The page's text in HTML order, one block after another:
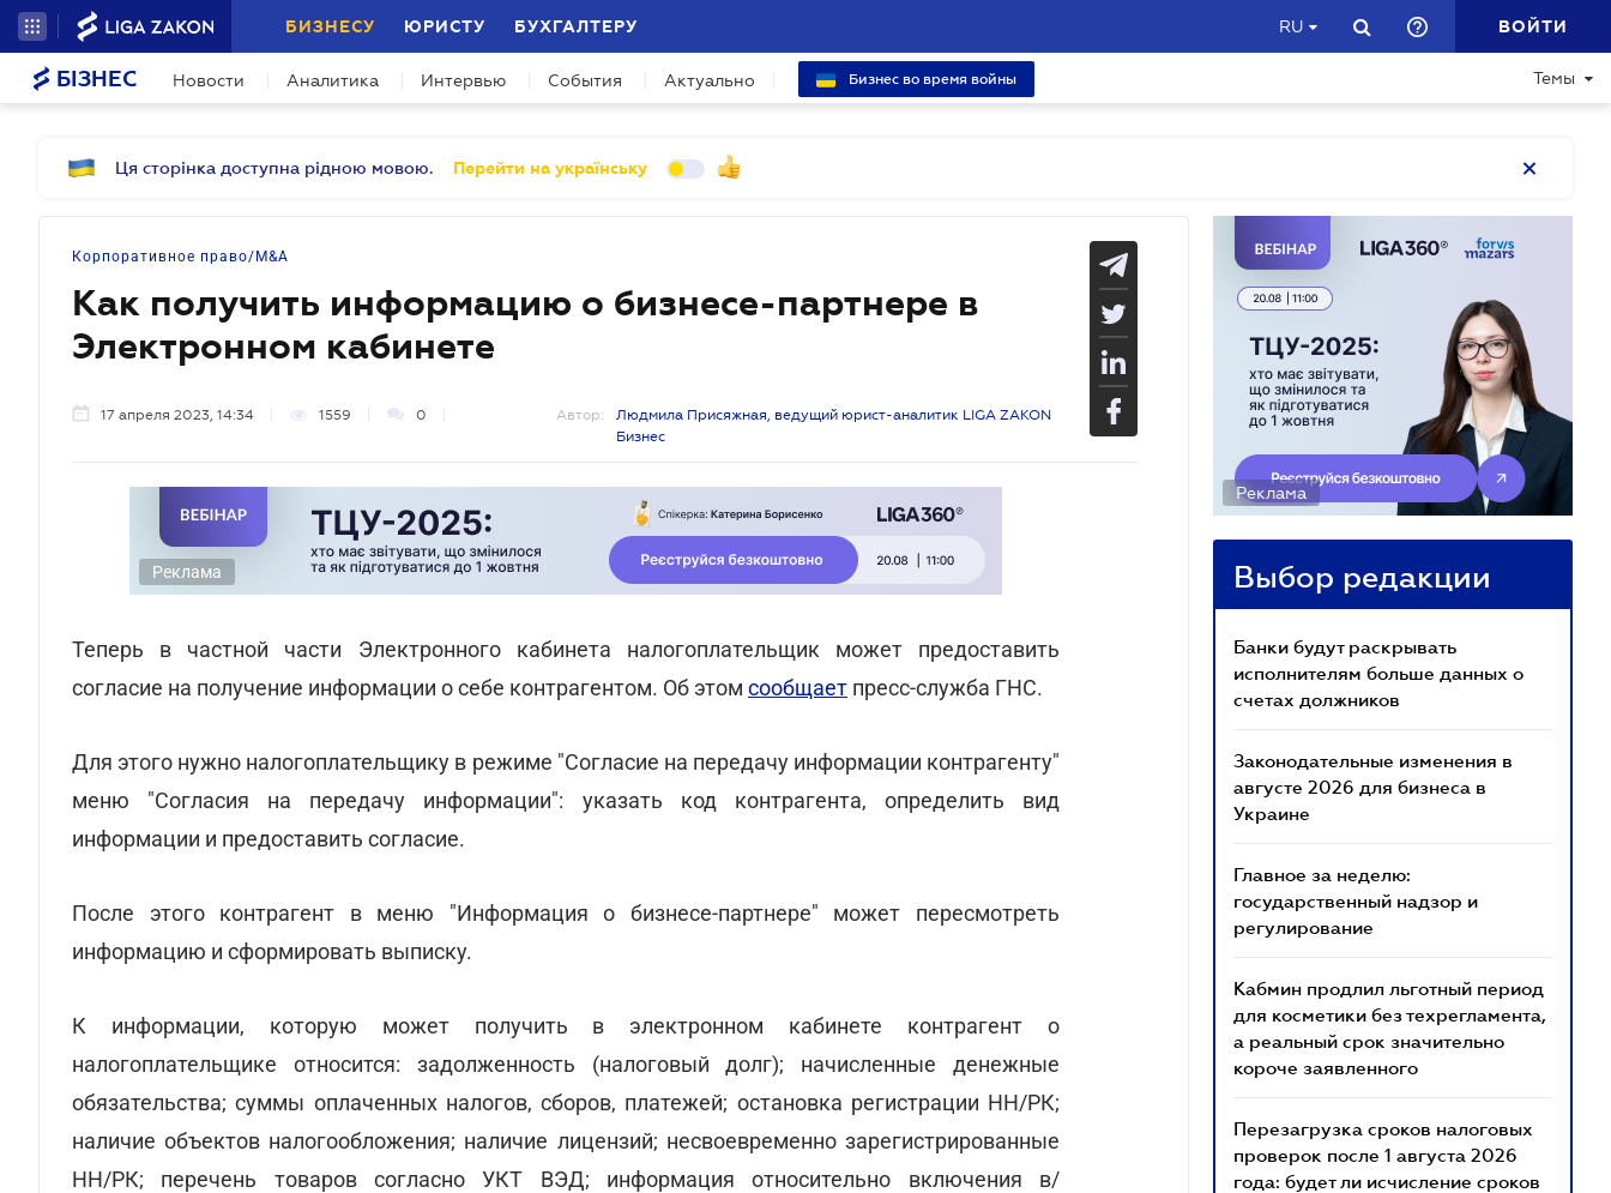
БИЗНЕСУ ЮРИСТУ БУХГАЛТЕРУ RU ВОЙТИ
БІЗНЕС Новости Аналитика Интервью События Актуально Бизнес во время войны Темы
Ця сторінка доступна рідною мовою. Перейти на українську
Корпоративное право/M&A
Как получить информацию о бизнесе-партнере в
Электронном кабинете
17 апреля 2023, 14:34 1559 0 Автор:
Людмила Присяжная, ведущий юрист-аналитик LIGA ZAKON
Бизнес
Реклама
Теперь в частной части Электронного кабинета налогоплательщик может предоставить
согласие на получение информации о себе контрагентом. Об этом сообщает пресс-служба ГНС.
Для этого нужно налогоплательщику в режиме "Согласие на передачу информации контрагенту"
меню "Согласия на передачу информации": указать код контрагента, определить вид
информации и предоставить согласие.
После этого контрагент в меню "Информация о бизнесе-партнере" может пересмотреть
информацию и сформировать выписку.
К информации, которую может получить в электронном кабинете контрагент о
налогоплательщике относится: задолженность (налоговый долг); начисленные денежные
обязательства; суммы оплаченных налогов, сборов, платежей; остановка регистрации НН/РК;
наличие объектов налогообложения; наличие лицензий; несвоевременно зарегистрированные
НН/РК; перечень товаров согласно УКТ ВЭД; информация относительно включения в/
Реклама
Выбор редакции
Банки будут раскрывать
исполнителям больше данных о
счетах должников
Законодательные изменения в
августе 2026 для бизнеса в
Украине
Главное за неделю:
государственный надзор и
регулирование
Кабмин продлил льготный период
для косметики без техрегламента,
а реальный срок значительно
короче заявленного
Перезагрузка сроков налоговых
проверок после 1 августа 2026
года: будет ли исчисление сроков